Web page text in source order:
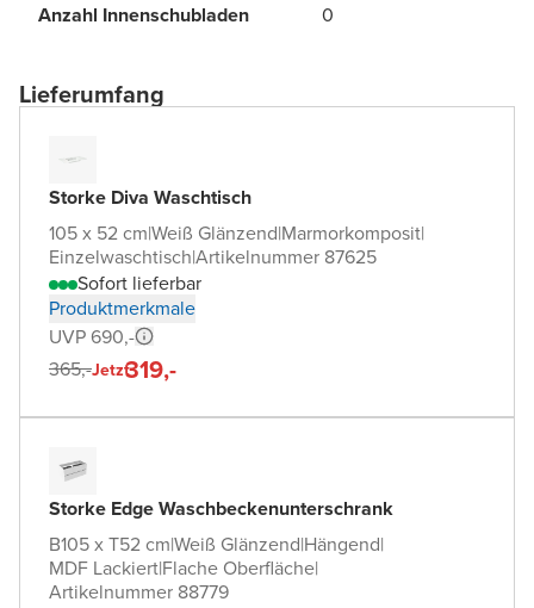
Anzahl Innenschubladen 0
Lieferumfang
Storke Diva Waschtisch
105 x 52 cm|Weiß Glänzend|Marmorkomposit|
Einzelwaschtisch|Artikelnummer 87625
Sofort lieferbar
Produktmerkmale
UVP 690,-
365,-Jetzt319,-
Storke Edge Waschbeckenunterschrank
B105 x T52 cm|Weiß Glänzend|Hängend|
MDF Lackiert|Flache Oberfläche|
Artikelnummer 88779